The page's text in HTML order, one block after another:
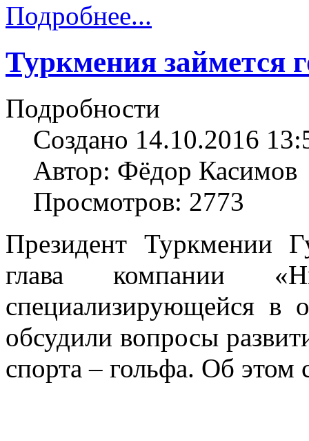
Подробнее...
Туркмения займется
Подробности
Создано 14.10.2016
Автор: Фёдор Касимов
Просмотров: 2773
Президент Туркмении
глава компании
специализирующейся в
обсудили вопросы
спорта – гольфа. Об